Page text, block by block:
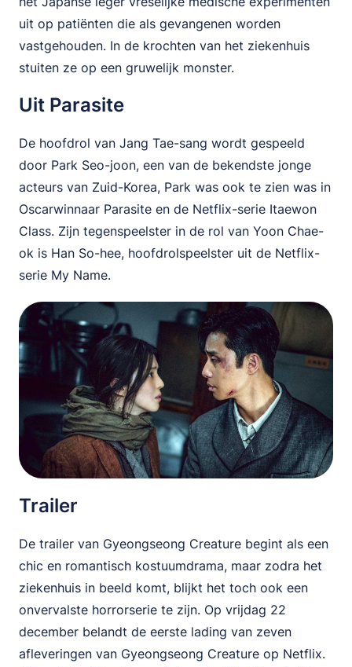
uit op patiënten die als gevangenen worden
vastgehouden. In de krochten van het ziekenhuis
stuiten ze op een gruwelijk monster.
Uit Parasite
De hoofdrol van Jang Tae-sang wordt gespeeld
door Park Seo-joon, een van de bekendste jonge
acteurs van Zuid-Korea, Park was ook te zien was in
Oscarwinnaar Parasite en de Netflix-serie Itaewon
Class. Zijn tegenspeelster in de rol van Yoon Chae-
ok is Han So-hee, hoofdrolspeelster uit de Netflix-
serie My Name.
Trailer
De trailer van Gyeongseong Creature begint als een
chic en romantisch kostuumdrama, maar zodra het
ziekenhuis in beeld komt, blijkt het toch ook een
onvervalste horrorserie te zijn. Op vrijdag 22
december belandt de eerste lading van zeven
afleveringen van Gyeongseong Creature op Netflix.